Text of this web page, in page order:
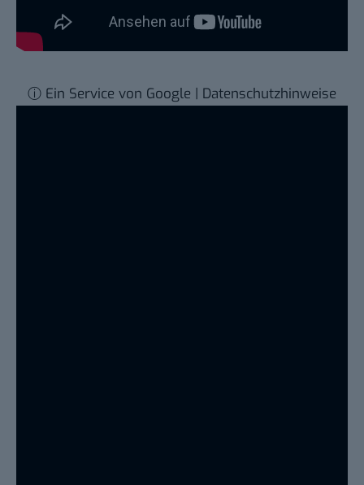
ⓘ Ein Service von Google | Datenschutzhinweise